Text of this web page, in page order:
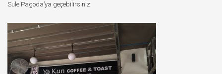
Sule Pagoda’ya geçebilirsiniz.